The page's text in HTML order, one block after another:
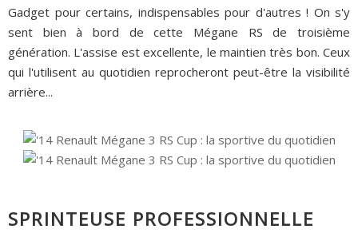
Gadget pour certains, indispensables pour d'autres ! On s'y
sent bien à bord de cette Mégane RS de troisième
génération. L'assise est excellente, le maintien très bon. Ceux
qui l'utilisent au quotidien reprocheront peut-être la visibilité
arrière...
SPRINTEUSE PROFESSIONNELLE